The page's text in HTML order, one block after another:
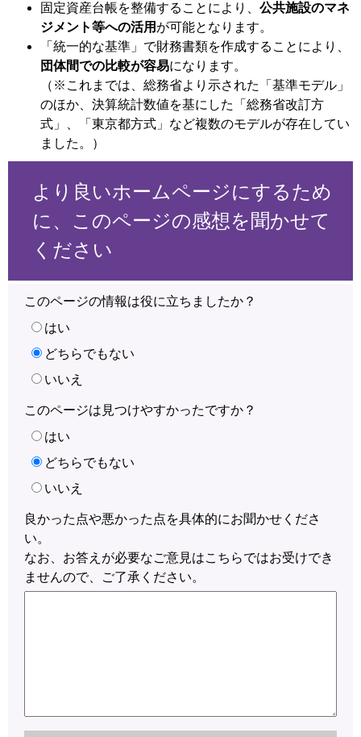
固定資産台帳を整備することにより、 公共施設のマネ
ジメント等への活用 が可能となります。
「統一的な基準」で財務書類を作成することにより、
団体間での比較が容易になります。
（※これまでは、総務省より示された「基準モデル」
のほか、決算統計数値を基にした「総務省改訂方
式」、「東京都方式」など複数のモデルが存在してい
ました。）
より良いホームページにするため
に、このページの感想を聞かせて
ください
このページの情報は役に立ちましたか？
はい
どちらでもない
いいえ
このページは見つけやすかったですか？
はい
どちらでもない
いいえ
良かった点や悪かった点を具体的にお聞かせくださ
い。
なお、お答えが必要なご意見はこちらではお受けでき
ませんので、ご了承ください。